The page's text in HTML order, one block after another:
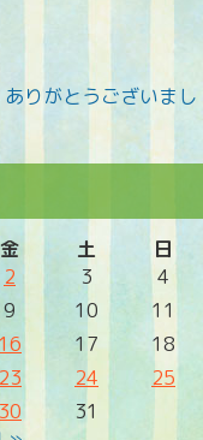
りがとうございまし
金 土 日
2 3
4
9 10
11
16 17
18
23 24
25
30 31